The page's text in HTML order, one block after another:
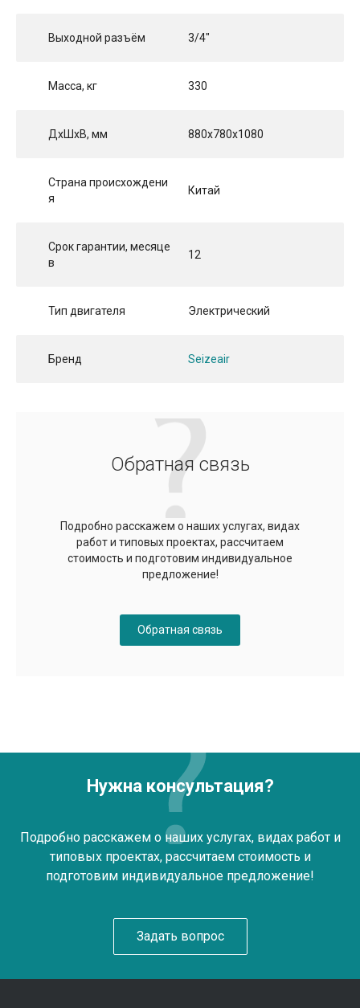
Выходной разъём 3/4"
Масса, кг 330
ДхШхВ, мм 880x780x1080
Страна происхождени
я
Китай
Срок гарантии, месяце
в
12
Тип двигателя Электрический
Бренд Seizeair
Обратная связь
Подробно расскажем о наших услугах, видах
работ и типовых проектах, рассчитаем
стоимость и подготовим индивидуальное
предложение!
Обратная связь
Нужна консультация?
Подробно расскажем о наших услугах, видах работ и
типовых проектах, рассчитаем стоимость и
подготовим индивидуальное предложение!
Задать вопрос